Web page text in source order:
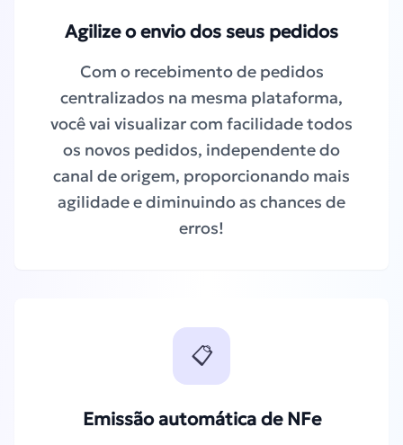
Agilize o envio dos seus pedidos
Com o recebimento de pedidos
centralizados na mesma plataforma,
você vai visualizar com facilidade todos
os novos pedidos, independente do
canal de origem, proporcionando mais
agilidade e diminuindo as chances de
erros!
📋
Emissão automática de NFe